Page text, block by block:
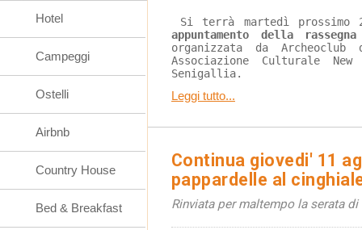
Si terrà martedì
appuntamento della
organizzata da
Associazione Culturale
Senigallia.
Leggi tutto...
Continua giovedi' 11
pappardelle al
Rinviata per maltempo la serata
Hotel
Campeggi
Ostelli
Airbnb
Country House
Bed & Breakfast